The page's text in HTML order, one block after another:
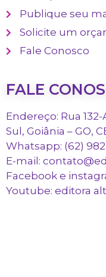
Publique seu
Solicite um
Fale Conosco
FALE
Endereço: Rua 132-
Sul, Goiânia – GO,
Whatsapp: (62)
E-mail:
Facebook e
Youtube: editora